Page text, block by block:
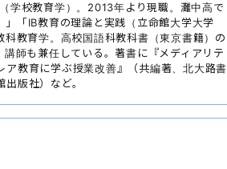
学校教育学）。2013年より現職。灘中高で
「IB教育の理論と実践（立命館大学大学
教育学。高校国語科教科書（東京書籍）の
師も兼任している。著書に『メディアリテ
教育に学ぶ授業改善』（共編著、北大路書
版社）など。